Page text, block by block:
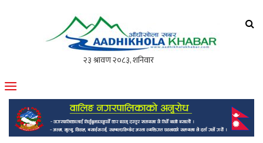
मोफसलकै लोकप्रिय अनलाइन पत्रिका